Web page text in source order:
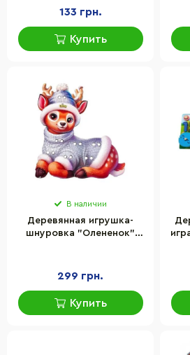
133 грн.
Купить
В наличии
Деревянная игрушка-
шнуровка "Олененок"
задач
299 грн.
Купить